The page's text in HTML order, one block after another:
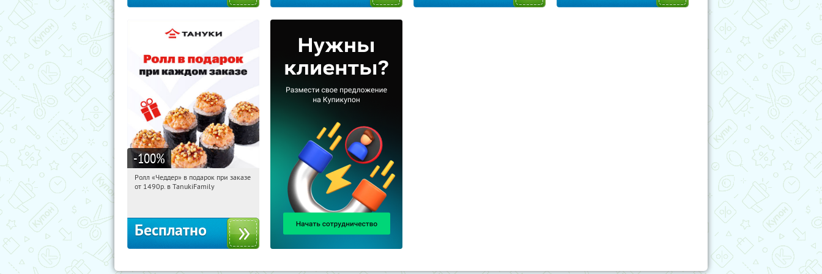
-100%
12:49:45 Получили:108
Ролл «Чеддер» в подарок при заказе
от 1490р. в TanukiFamily
Бесплатно